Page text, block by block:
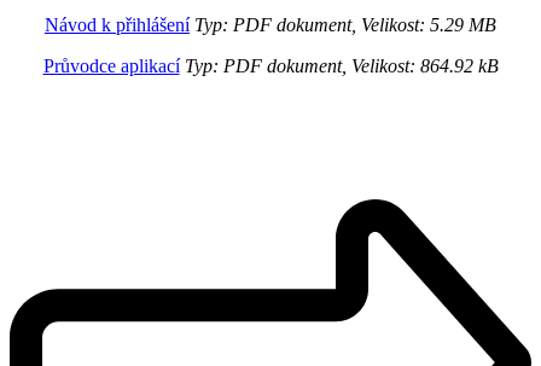
Návod k přihlášení Typ: PDF dokument, Velikost: 5.29 MB
Průvodce aplikacíTyp: PDF dokument, Velikost: 864.92 kB